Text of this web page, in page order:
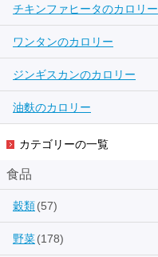
チキンファヒータのカロリー
ワンタンのカロリー
ジンギスカンのカロリー
油麩のカロリー
カテゴリーの一覧
食品
穀類(57)
野菜(178)